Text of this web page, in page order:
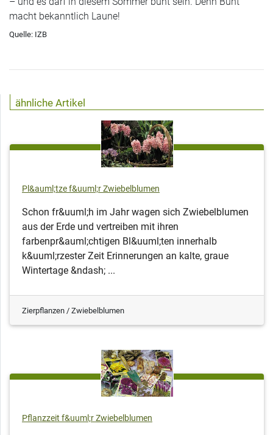
macht bekanntlich Laune!
Quelle: IZB
ähnliche Artikel
Pl&auml;tze f&uuml;r Zwiebelblumen
Schon fr&uuml;h im Jahr wagen sich Zwiebelblumen
aus der Erde und vertreiben mit ihren
farbenpr&auml;chtigen Bl&uuml;ten innerhalb
k&uuml;rzester Zeit Erinnerungen an kalte, graue
Wintertage &ndash; ...
Zierpflanzen / Zwiebelblumen
Pflanzzeit f&uuml;r Zwiebelblumen